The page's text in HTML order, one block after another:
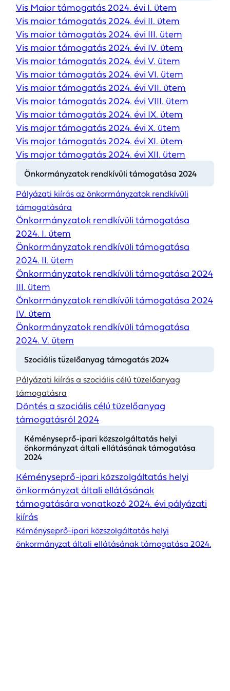
Vis Maior támogatás 2024. évi I. ütem
Vis maior támogatás 2024. évi II. ütem
Vis maior támogatás 2024. évi III. ütem
Vis maior támogatás 2024. évi IV. ütem
Vis maior támogatás 2024. évi V. ütem
Vis maior támogatás 2024. évi VI. ütem
Vis maior támogatás 2024. évi VII. ütem
Vis maior támogatás 2024. évi VIII. ütem
Vis maior támogatás 2024. évi IX. ütem
Vis major támogatás 2024. évi X. ütem
Vis major támogatás 2024. évi XI. ütem
Vis major támogatás 2024. évi XII. ütem
Önkormányzatok rendkívüli támogatása 2024
Pályázati kiírás az önkormányzatok rendkívüli
támogatására
Önkormányzatok rendkívüli támogatása
2024. I. ütem
Önkormányzatok rendkívüli támogatása
2024. II. ütem
Önkormányzatok rendkívüli támogatása 2024
III. ütem
Önkormányzatok rendkívüli támogatása 2024
IV. ütem
Önkormányzatok rendkívüli támogatása
2024. V. ütem
Szociális tüzelőanyag támogatás 2024
Pályázati kiírás a szociális célú tüzelőanyag
támogatásra
Döntés a szociális célú tüzelőanyag
támogatásról 2024
Kéményseprő-ipari közszolgáltatás helyi
önkormányzat általi ellátásának támogatása
2024
Kéményseprő-ipari közszolgáltatás helyi
önkormányzat általi ellátásának
támogatására vonatkozó 2024. évi pályázati
kiírás
Kéményseprő-ipari közszolgáltatás helyi
önkormányzat általi ellátásának támogatása 2024.